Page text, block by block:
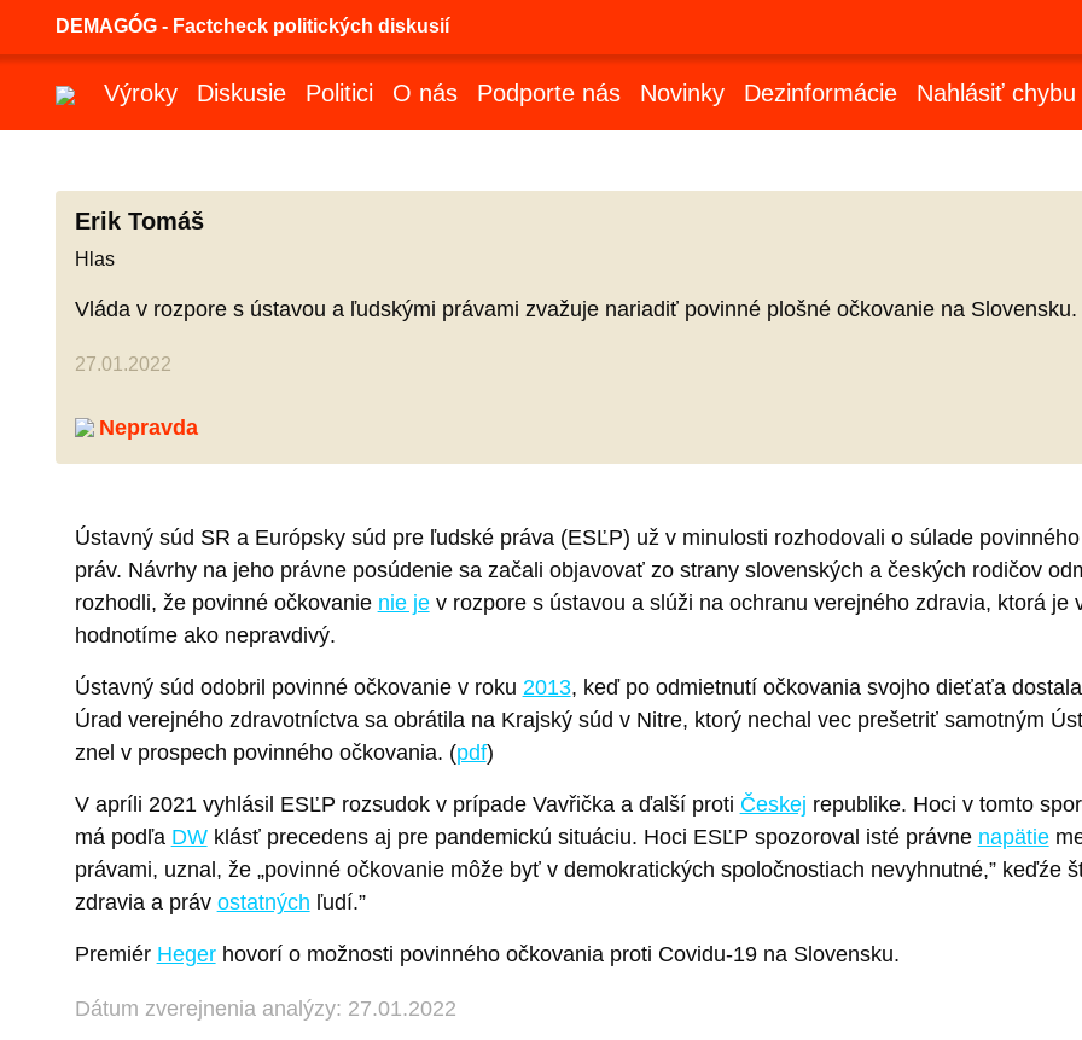
DEMAGÓG - Factcheck politických diskusií
Výroky Diskusie Politici O nás Podporte nás Novinky Dezinformácie Nahlásiť chybu
Erik Tomáš
Hlas
Vláda v rozpore s ústavou a ľudskými právami zvažuje nariadiť povinné plošné očkovanie na Slovensku.
27.01.2022
Nepravda
Ústavný súd SR a Európsky súd pre ľudské práva (ESĽP) už v minulosti rozhodovali o súlade
práv. Návrhy na jeho právne posúdenie sa začali objavovať zo strany slovenských a českých rodičov
rozhodli, že povinné očkovanie nie jev rozpore s ústavou a slúži na ochranu verejného zdravia, ktorá je
hodnotíme ako nepravdivý.
Ústavný súd odobril povinné očkovanie v roku 2013, keď po odmietnutí očkovania svojho dieťaťa
Úrad verejného zdravotníctva sa obrátila na Krajský súd v Nitre, ktorý nechal vec prešetriť samotným
znel v prospech povinného očkovania. (pdf)
V apríli 2021 vyhlásil ESĽP rozsudok v prípade Vavřička a ďalší proti Českej republike. Hoci v tomto
má podľa DWklásť precedens aj pre pandemickú situáciu. Hoci ESĽP spozoroval isté právne napätie
právami, uznal, že „povinné očkovanie môže byť v demokratických spoločnostiach nevyhnutné,” keďźe
zdravia a práv ostatných ľudí.”
Premiér Hegerhovorí o možnosti povinného očkovania proti Covidu-19 na Slovensku.
Dátum zverejnenia analýzy: 27.01.2022